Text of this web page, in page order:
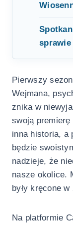
Pierwszy
Wejmana,
znika w
swoją
inna historia, a
będzie
nadzieje, że
nasze okolice.
były kręcone
Na platformie